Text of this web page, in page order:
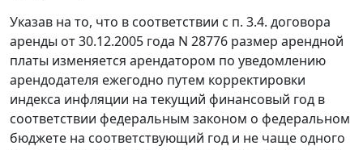
Указав на то, что в соответствии с п. 3.4. договора
аренды от 30.12.2005 года N 28776 размер арендной
платы изменяется арендатором по уведомлению
арендодателя ежегодно путем корректировки
индекса инфляции на текущий финансовый год в
соответствии федеральным законом о федеральном
бюджете на соответствующий год и не чаще одного